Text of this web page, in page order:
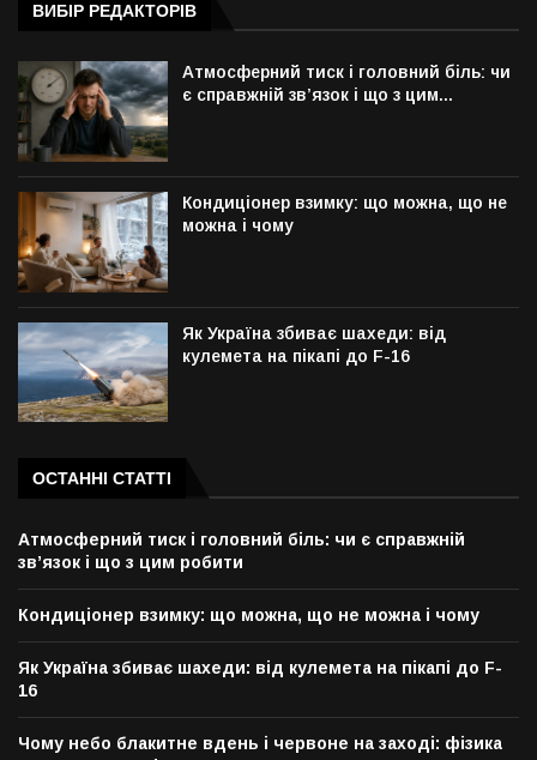
ВИБІР РЕДАКТОРІВ
Атмосферний тиск і головний біль: чи
є справжній зв’язок і що з цим...
Кондиціонер взимку: що можна, що не
можна і чому
Як Україна збиває шахеди: від
кулемета на пікапі до F-16
ОСТАННІ СТАТТІ
Атмосферний тиск і головний біль: чи є справжній
зв’язок і що з цим робити
Кондиціонер взимку: що можна, що не можна і чому
Як Україна збиває шахеди: від кулемета на пікапі до F-
16
Чому небо блакитне вдень і червоне на заході: фізика